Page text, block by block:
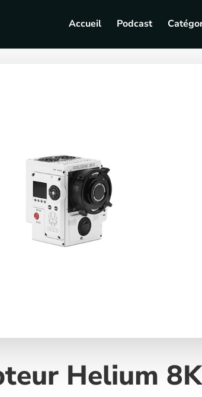
Accueil Podcast
Helium